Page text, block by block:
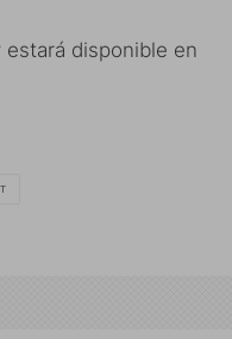
disponible en